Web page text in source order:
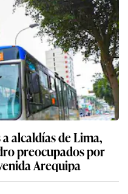
alcaldías de Lima,
preocupados por
Arequipa